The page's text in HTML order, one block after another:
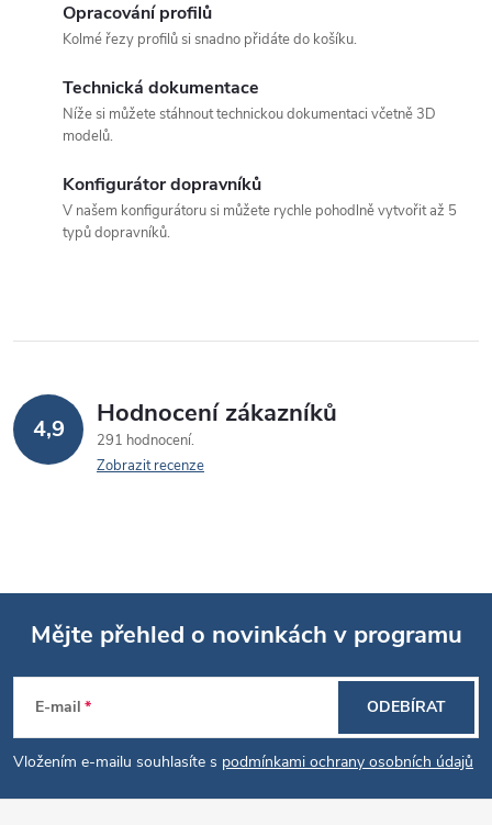
k
v
ý
Opracování profilů
Kolmé řezy profilů si snadno přidáte do košíku.
Technická dokumentace
Níže si můžete stáhnout technickou dokumentaci včetně 3D
modelů.
Konfigurátor dopravníků
V našem konfigurátoru si můžete rychle pohodlně vytvořit až 5
typů dopravníků.
4,9 Hodnocení zákazníků
291 hodnocení
Zobrazit recenze
Z
á
p
Mějte přehled o novinkách v programu
E-mail
Vložením e-mailu souhlasíte s podmínkami ochrany osobních údajů
ODEBÍRAT